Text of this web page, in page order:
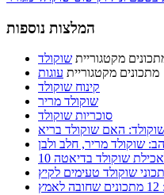
המלצות נוספות
מקטגוריית שוקולד
מתכונים מקטגוריית עוגות
קינוח שוקולד
שוקולד מריר
סוכריות שוקולד
שוקולד מריר, חלב ולבן
לאכילת שוקולד בדיאטה